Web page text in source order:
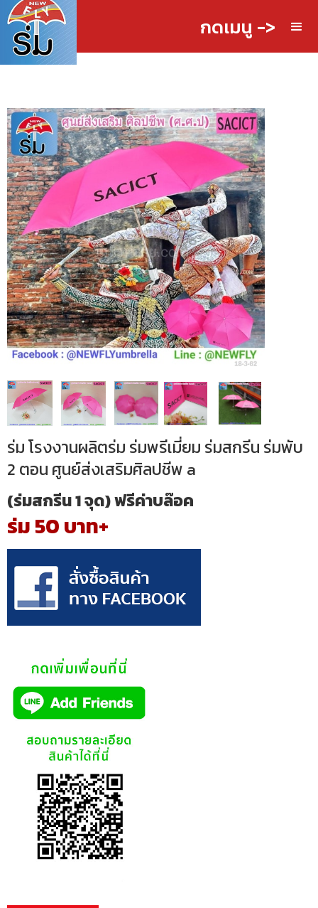
กดเมนู ->
ร่ม โรงงานผลิตร่ม ร่มพรีเมี่ยม ร่มสกรีน ร่มพับ
2 ตอน ศูนย์ส่งเสริมศิลปชีพ a
(ร่มสกรีน 1 จุด) ฟรีค่าบล๊อค
ร่ม 50 บาท+